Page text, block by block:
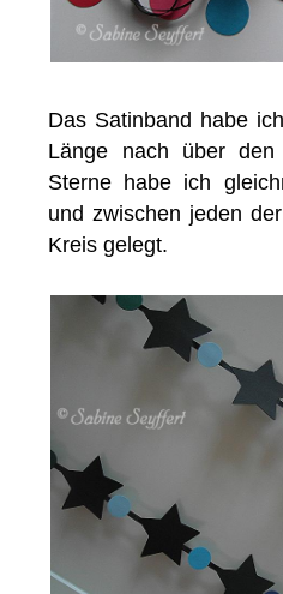
Das Satinband habe
Länge nach über
Sterne habe ich
und zwischen jeden
Kreis gelegt.